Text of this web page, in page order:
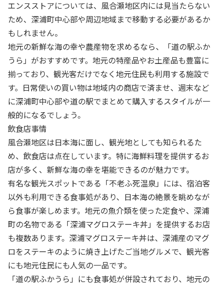
エンスストアについては、風合瀬地区内には見当たらない
ため、深浦町中心部や周辺地域まで移動する必要があるか
もしれません。
地元の新鮮な海の幸や農産物を求めるなら、「道の駅ふか
うら」がおすすめです。地元の特産品やお土産品も豊富に
揃っており、観光客だけでなく地元住民も利用する施設で
す。日常使いの買い物は地域内の商店で済ませ、週末など
に深浦町中心部や道の駅でまとめて購入するスタイルが一
般的になるでしょう。
飲食店事情
風合瀬地区は日本海に面し、観光地としても知られるた
め、飲食店は点在しています。特に海鮮料理を提供するお
店が多く、新鮮な海の幸を堪能できるのが魅力です。
有名な観光スポットである「不老ふ死温泉」には、宿泊客
以外も利用できる食事処があり、日本海の絶景を眺めなが
ら食事が楽しめます。地元の魚介類を使った定食や、深浦
町の名物である「深浦マグロステーキ丼」を提供するお店
も複数あります。深浦マグロステーキ丼は、深浦産のマグ
ロをステーキのように焼き上げたご当地グルメで、観光客
にも地元住民にも人気の一品です。
「道の駅ふかうら」にも食事処が併設されており、地元の